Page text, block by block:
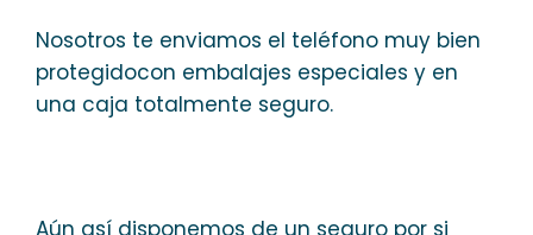
Nosotros te enviamos el teléfono muy bien
protegidocon embalajes especiales y en
una caja totalmente seguro.
Aún así disponemos de un seguro por si